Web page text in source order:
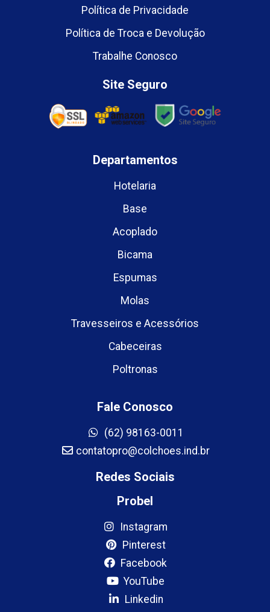
Política de Privacidade
Política de Troca e Devolução
Trabalhe Conosco
Site Seguro
Departamentos
Hotelaria
Base
Acoplado
Bicama
Espumas
Molas
Travesseiros e Acessórios
Cabeceiras
Poltronas
Fale Conosco
(62) 98163-0011
contatopro@colchoes.ind.br
Redes Sociais
Probel
Instagram
Pinterest
Facebook
YouTube
Linkedin